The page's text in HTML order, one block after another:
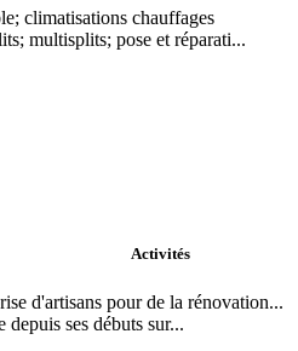
climatisations chauffages
multisplits; pose et réparati...
Activités
d'artisans pour de la rénovation...
ses débuts sur...